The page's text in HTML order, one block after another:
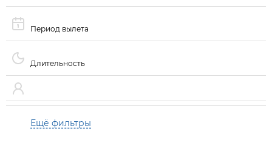
Период вылета
Длительность
Ещё фильтры